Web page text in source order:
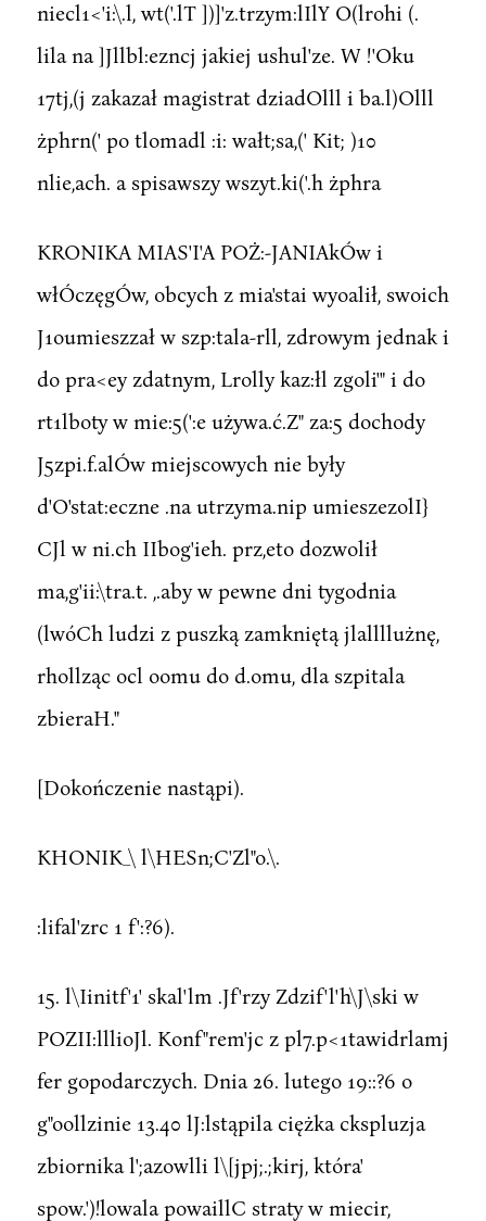
niecl1<'i:\.l, wt('.lT ])]'z.trzym:lIlY O(lrohi (.
lila na ]Jllbl:ezncj jakiej ushul'ze. W !'Oku
17tj,(j zakazał magistrat dziadOlll i ba.l)Olll
żphrn(' po tlomadl :i: wałt;sa,(' Kit; )10
nlie,ach. a spisawszy wszyt.ki('.h żphra
KRONIKA MIAS'I'A POŻ:-JANIAkÓw i
włÓczęgÓw, obcych z mia'stai wyoalił, swoich
J1oumieszzał w szp:tala-rll, zdrowym jednak i
do pra<ey zdatnym, Lrolly kaz:łl zgoli'" i do
rt1lboty w mie:5(':e używa.ć.Z" za:5 dochody
J5zpi.f.alÓw miejscowych nie były
d'O'stat:eczne .na utrzyma.nip umieszezolI}
CJl w ni.ch IIbog'ieh. prz,eto dozwolił
ma,g'ii:\tra.t. ,.aby w pewne dni tygodnia
(lwóCh ludzi z puszką zamkniętą jlallllużnę,
rhollząc ocl oomu do d.omu, dla szpitala
zbieraH."
[Dokończenie nastąpi).
KHONIK_\ l\HESn;C'Zl"o.\.
:lifal'zrc 1 f':?6).
15. l\Iinitf'1' skal'lm .Jf'rzy Zdzif'l'h\J\ski w
POZII:lllioJl. Konf"rem'jc z pl7.p<1tawidrlamj
fer gopodarczych. Dnia 26. lutego 19::?6 o
g"oollzinie 13.40 lJ:lstąpila ciężka ckspluzja
zbiornika l';azowlli l\[jpj;.;kirj, która'
spow.')!lowala powaillC straty w miecir,